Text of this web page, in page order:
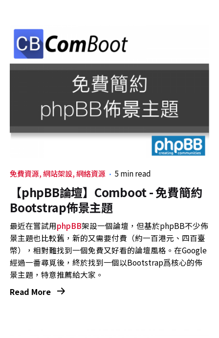
免費資源 網站架設 網絡資源 5 min read
【phpBB論壇】Comboot - 免費簡約
Bootstrap佈景主題
最近在嘗試用phpBB架設一個論壇，但基於phpBB不少佈
景主題也比較舊，新的又需要付費（約一百港元、四百臺
幣），相對難找到一個免費又好看的論壇風格。在Google
經過一番尋覓後，終於找到一個以Bootstrap爲核心的佈
景主題，特意推薦給大家。
Read More